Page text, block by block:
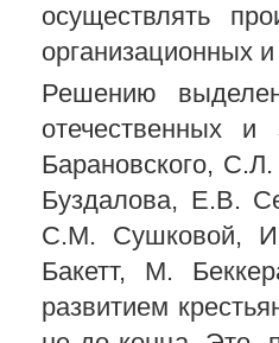
осуществлять
организационных
Решению
отечественных
Барановского,
Буздалова, Е.В.
С.М. Сушковой,
Бакетт, М.
развитием